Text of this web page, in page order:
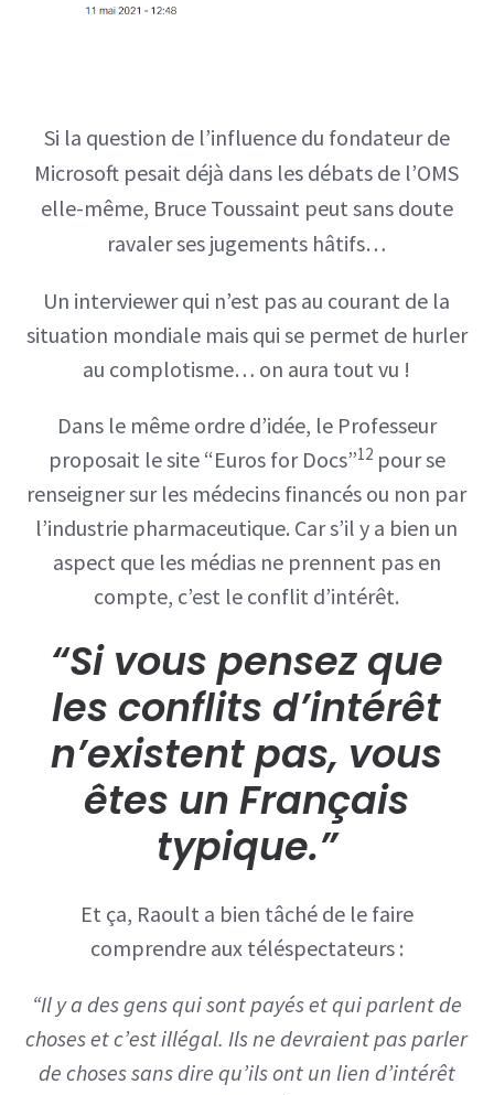
Si la question de l’influence du fondateur de
Microsoft pesait déjà dans les débats de l’OMS
elle-même, Bruce Toussaint peut sans doute
ravaler ses jugements hâtifs…
Un interviewer qui n’est pas au courant de la
situation mondiale mais qui se permet de hurler
au complotisme… on aura tout vu !
Dans le même ordre d’idée, le Professeur
proposait le site “Euros for Docs”12pour se
renseigner sur les médecins financés ou non par
l’industrie pharmaceutique. Car s’il y a bien un
aspect que les médias ne prennent pas en
compte, c’est le conflit d’intérêt.
“Si vous pensez que
les conflits d’intérêt
n’existent pas, vous
êtes un Français
typique.”
Et ça, Raoult a bien tâché de le faire
comprendre aux téléspectateurs :
“Il y a des gens qui sont payés et qui parlent de
choses et c’est illégal. Ils ne devraient pas parler
de choses sans dire qu’ils ont un lien d’intérêt